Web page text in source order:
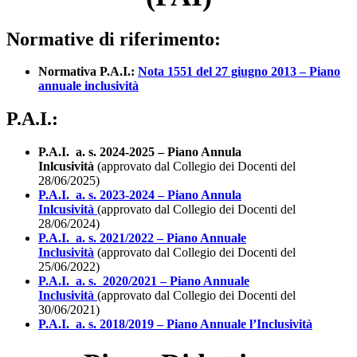
Normative di riferimento:
Normativa P.A.I.: Nota 1551 del 27 giugno 2013 – Piano
annuale inclusività
P.A.I.:
P.A.I. a. s. 2024-2025 – Piano Annula
Inlcusività (approvato dal Collegio dei Docenti del
28/06/2025)
P.A.I. a. s. 2023-2024 – Piano Annula
Inlcusività (approvato dal Collegio dei Docenti del
28/06/2024)
P.A.I. a. s. 2021/2022 – Piano Annuale
Inclusività (approvato dal Collegio dei Docenti del
25/06/2022)
P.A.I. a. s. 2020/2021 – Piano Annuale
Inclusività (approvato dal Collegio dei Docenti del
30/06/2021)
P.A.I. a. s. 2018/2019 – Piano Annuale l’Inclusività